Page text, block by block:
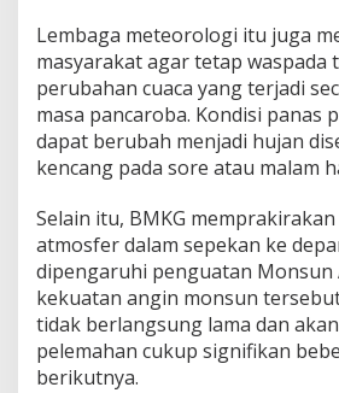
Lembaga meteorologi itu juga
masyarakat agar tetap waspada
perubahan cuaca yang terjadi
masa pancaroba. Kondisi panas
dapat berubah menjadi hujan
kencang pada sore atau malam
Selain itu, BMKG
atmosfer dalam sepekan ke
dipengaruhi penguatan Monsun
kekuatan angin monsun
tidak berlangsung lama dan
pelemahan cukup signifikan
berikutnya.